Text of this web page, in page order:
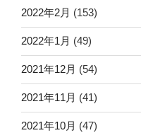
2022年2月 (153)
2022年1月 (49)
2021年12月 (54)
2021年11月 (41)
2021年10月 (47)